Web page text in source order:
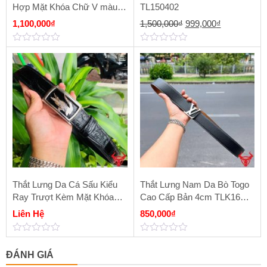
Hợp Mặt Khóa Chữ V màu
vàng FDA15B2
1,100,000₫
0
out
of
5
TL150402
1,500,000₫ Giá
gốc
là:
1,500,000₫.
999,000₫Giá
tại
là:
999,000₫.
0
out
of
5
Thắt Lưng Da Cá Sấu Kiểu
Ray Trượt Kèm Mặt Khóa
Inox Cao Cấp TSK73
Liên Hệ
0
out
of
Thắt Lưng Nam Da Bò Togo
Cao Cấp Bản 4cm TLK16
Mặt Khóa Thép
850,000₫
0
ĐÁNH GIÁ